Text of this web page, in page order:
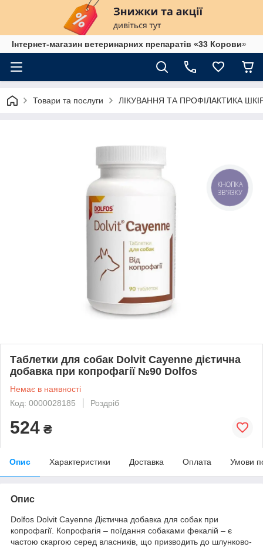
Інтернет-магазин ветеринарних препаратів «33 Корови»
Товари та послуги ЛІКУВАННЯ ТА ПРОФІЛАКТИКА
Таблетки для собак Dolvit Cayenne дієтична
добавка при копрофагії №90 Dolfos
Немає в наявності
Код: 0000028185
Роздріб
524 ₴
Опис Характеристики Доставка Оплата Умови
Опис
Dolfos Dolvit Cayenne Дієтична добавка для собак при
копрофагії. Копрофагія – поїдання собаками фекалій – є
частою скаргою серед власників, що призводить до шлунково-
КНОПКА
ЗВ'ЯЗКУ